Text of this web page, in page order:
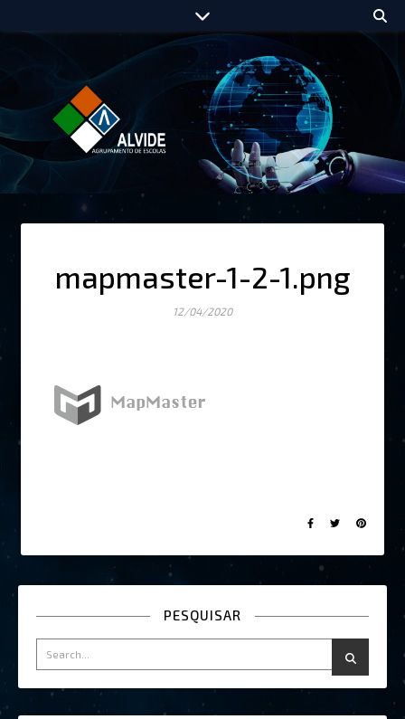
mapmaster-1-2-1.png
12/04/2020
PESQUISAR